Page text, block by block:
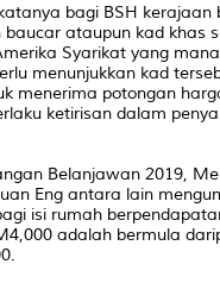
bagi BSH kerajaan
baucar ataupun kad khas
Syarikat yang
menunjukkan kad
menerima potongan
ketirisan dalam
Belanjawan 2019,
Eng antara lain
isi rumah
adalah bermula